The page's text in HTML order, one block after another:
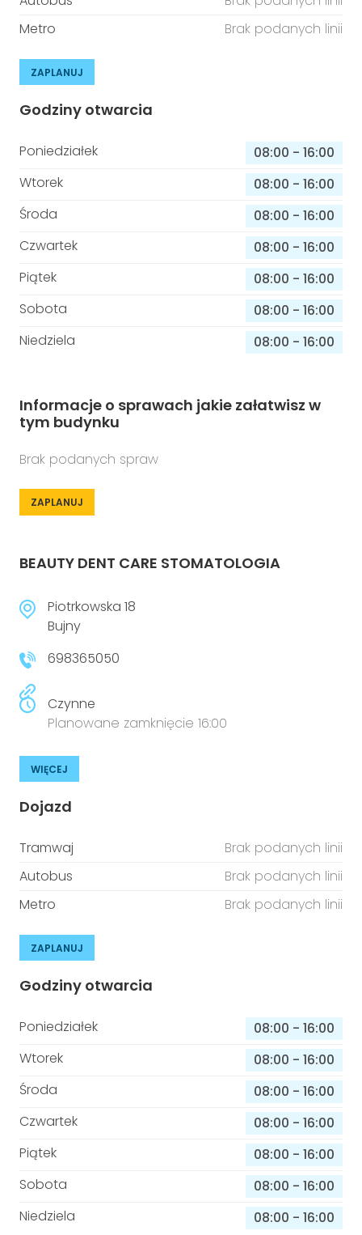
Metro
Brak podanych linii
ZAPLANUJ
Godziny otwarcia
Poniedziałek 08:00 - 16:00
Wtorek
08:00 - 16:00
Środa
08:00 - 16:00
Czwartek
08:00 - 16:00
Piątek
08:00 - 16:00
Sobota
08:00 - 16:00
Niedziela
08:00 - 16:00
Informacje o sprawach jakie załatwisz w
tym budynku
Brak podanych spraw
ZAPLANUJ
BEAUTY DENT CARE STOMATOLOGIA
Piotrkowska 18
Bujny
698365050
Czynne
Planowane zamknięcie 16:00
WIĘCEJ
Dojazd
Tramwaj
Brak podanych linii
Autobus
Brak podanych linii
Metro
Brak podanych linii
ZAPLANUJ
Godziny otwarcia
Poniedziałek 08:00 - 16:00
Wtorek
08:00 - 16:00
Środa
08:00 - 16:00
Czwartek
08:00 - 16:00
Piątek
08:00 - 16:00
Sobota
08:00 - 16:00
Niedziela
08:00 - 16:00